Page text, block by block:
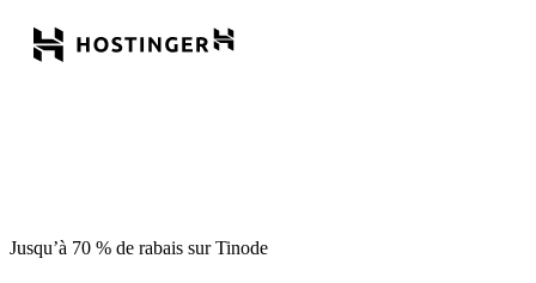
Jusqu’à 70 % de rabais sur Tinode